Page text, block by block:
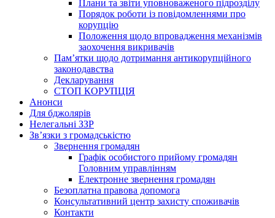
Плани та звіти уповноваженого підрозділу
Порядок роботи із повідомленнями про
корупцію
Положення щодо впровадження механізмів
заохочення викривачів
Пам’ятки щодо дотримання антикорупційного
законодавства
Декларування
СТОП КОРУПЦІЯ
Анонси
Для бджолярів
Нелегальні ЗЗР
Зв’язки з громадськістю
Звернення громадян
Графік особистого прийому громадян
Головним управлінням
Електронне звернення громадян
Безоплатна правова допомога
Консультативний центр захисту споживачів
Контакти